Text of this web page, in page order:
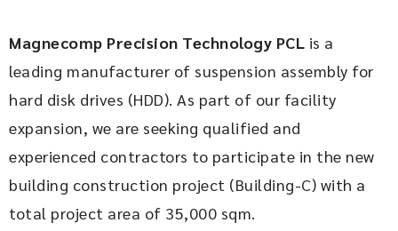
Magnecomp Precision Technology PCL is a
leading manufacturer of suspension assembly for
hard disk drives (HDD). As part of our facility
expansion, we are seeking qualified and
experienced contractors to participate in the new
building construction project (Building-C) with a
total project area of 35,000 sqm.